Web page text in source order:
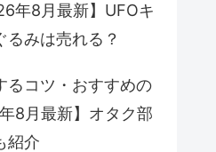
年8月最新】UFOキ
るみは売れる？
るコツ・おすすめの
8月最新】オタク部
紹介